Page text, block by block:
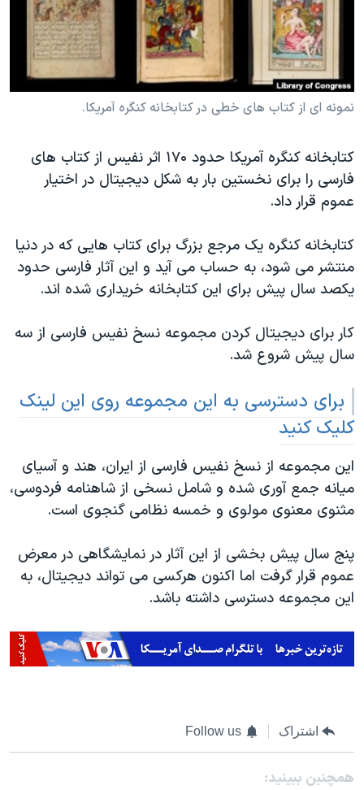
فرهنگ و زندگی
حقوق شهروندی
اقتصادی
علم و فناوری
گالری عکس
آرشیو پخش زنده
مستندها
انتخابات ریاست جمهوری آمریکا ۲۰۲۴
حمله جمهوری اسلامی به اسرائیل
رمز مهسا
اعتراضات زن، زندگی، آزادی
مجموعه مستندهای دادخواهی
دادگاه حمید نوری
چهل سال گروگان‌گیری
اعتراضات مردمی آبان ۹۸
اسرائیل در جنگ
نرگس محمدی برنده جایزه نوبل صلح
همایش محافظه‌کاران آمریکا «سی‌پک»
سفر پرزیدنت ترامپ به چین
دنبال کنید
نمونه ای از کتاب های خطی در کتابخانه کنگره آمریکا.
کتابخانه کنگره آمریکا حدود ۱۷۰ اثر نفیس از کتاب های
فارسی را برای نخستین بار به شکل دیجیتال در اختیار
عموم قرار داد.
کتابخانه کنگره یک مرجع بزرگ برای کتاب هایی که در دنیا
منتشر می شود، به حساب می آید و این آثار فارسی حدود
یکصد سال پیش برای این کتابخانه خریداری شده اند.
کار برای دیجیتال کردن مجموعه نسخ نفیس فارسی از سه
سال پیش شروع شد.
برای دسترسی به این مجموعه روی این لینک
کلیک کنید
این مجموعه از نسخ نفیس فارسی از ایران، هند و آسیای
میانه جمع آوری شده و شامل نسخی از شاهنامه فردوسی،
مثنوی معنوی مولوی و خمسه نظامی گنجوی است.
پنج سال پیش بخشی از این آثار در نمایشگاهی در معرض
عموم قرار گرفت اما اکنون هرکسی می تواند دیجیتال، به
این مجموعه دسترسی داشته باشد.
اشتراک Follow us
همچنبن ببینید: